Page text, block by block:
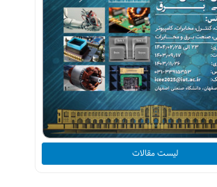
لیست مقالات